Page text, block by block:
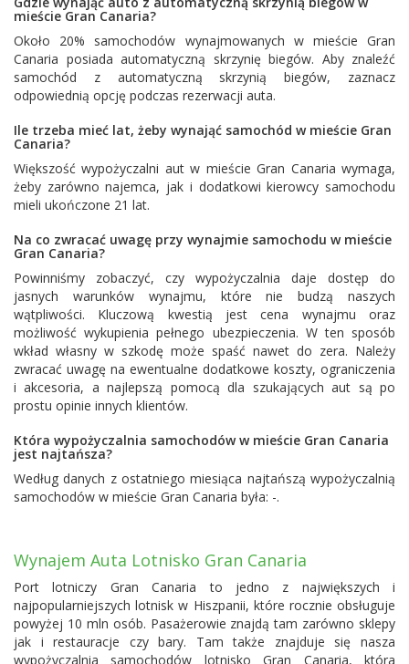
mieście Gran Canaria?
Około 20% samochodów wynajmowanych w mieście Gran
Canaria posiada automatyczną skrzynię biegów. Aby znaleźć
samochód z automatyczną skrzynią biegów, zaznacz
odpowiednią opcję podczas rezerwacji auta.
Ile trzeba mieć lat, żeby wynająć samochód w mieście Gran
Canaria?
Większość wypożyczalni aut w mieście Gran Canaria wymaga,
żeby zarówno najemca, jak i dodatkowi kierowcy samochodu
mieli ukończone 21 lat.
Na co zwracać uwagę przy wynajmie samochodu w mieście
Gran Canaria?
Powinniśmy zobaczyć, czy wypożyczalnia daje dostęp do
jasnych warunków wynajmu, które nie budzą naszych
wątpliwości. Kluczową kwestią jest cena wynajmu oraz
możliwość wykupienia pełnego ubezpieczenia. W ten sposób
wkład własny w szkodę może spaść nawet do zera. Należy
zwracać uwagę na ewentualne dodatkowe koszty, ograniczenia
i akcesoria, a najlepszą pomocą dla szukających aut są po
prostu opinie innych klientów.
Która wypożyczalnia samochodów w mieście Gran Canaria
jest najtańsza?
Według danych z ostatniego miesiąca najtańszą wypożyczalnią
samochodów w mieście Gran Canaria była: -.
Wynajem Auta Lotnisko Gran Canaria
Port lotniczy Gran Canaria to jedno z największych i
najpopularniejszych lotnisk w Hiszpanii, które rocznie obsługuje
powyżej 10 mln osób. Pasażerowie znajdą tam zarówno sklepy
jak i restauracje czy bary. Tam także znajduje się nasza
wypożyczalnia samochodów lotnisko Gran Canaria, która